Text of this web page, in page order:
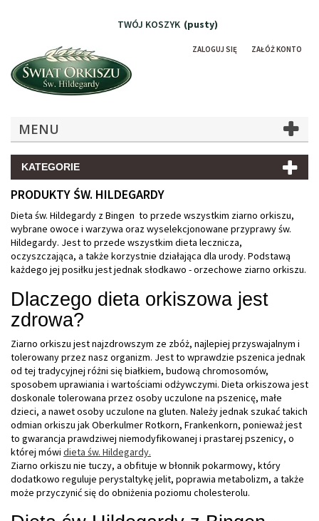
TWÓJ KOSZYK (pusty)
ZALOGUJ SIĘ ZAŁÓŻ KONTO
MENU
KATEGORIE
PRODUKTY ŚW. HILDEGARDY
Dieta św. Hildegardy z Bingen to przede wszystkim ziarno orkiszu,
wybrane owoce i warzywa oraz wyselekcjonowane przyprawy św.
Hildegardy. Jest to przede wszystkim dieta lecznicza,
oczyszczająca, a także korzystnie działająca dla urody. Podstawą
każdego jej posiłku jest jednak słodkawo - orzechowe ziarno orkiszu.
Dlaczego dieta orkiszowa jest
zdrowa?
Ziarno orkiszu jest najzdrowszym ze zbóż, najlepiej przyswajalnym i
tolerowany przez nasz organizm. Jest to wprawdzie pszenica jednak
od tej tradycyjnej różni się białkiem, budową chromosomów,
sposobem uprawiania i wartościami odżywczymi. Dieta orkiszowa jest
doskonale tolerowana przez osoby uczulone na pszenicę, małe
dzieci, a nawet osoby uczulone na gluten. Należy jednak szukać takich
odmian orkiszu jak Oberkulmer Rotkorn, Frankenkorn, ponieważ jest
to gwarancja prawdziwej niemodyfikowanej i prastarej pszenicy, o
której mówi dieta św. Hildegardy.
Ziarno orkiszu nie tuczy, a obfituje w błonnik pokarmowy, który
dodatkowo reguluje perystaltykę jelit, poprawia metabolizm, a także
może przyczynić się do obniżenia poziomu cholesterolu.